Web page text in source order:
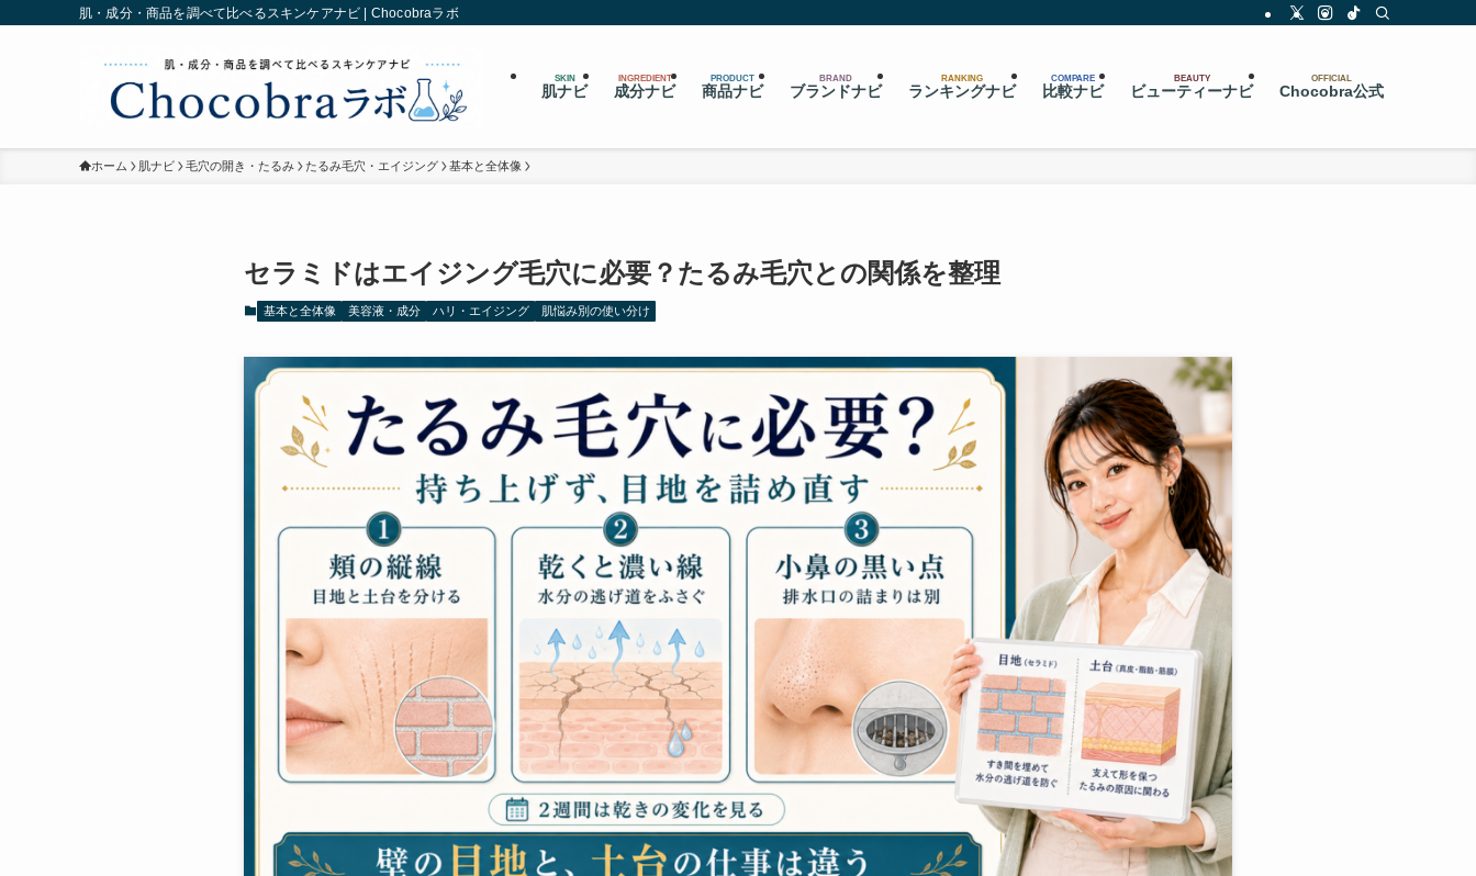
肌・成分・商品を調べて比べるスキンケアナビ | Chocobraラボ
SKIN
肌ナビ
INGREDIENT
成分ナビ
PRODUCT
商品ナビ
BRAND
ブランドナビ
RANKING
ランキングナビ
COMPARE
比較ナビ
BEAUTY
ビューティーナビ
OFFICIAL
Chocobra公式
ホーム 肌ナビ 毛穴の開き・たるみ たるみ毛穴・エイジング 基本と全体像
セラミドはエイジング毛穴に必要？たるみ毛穴との関係を整理
基本と全体像 美容液・成分 ハリ・エイジング 肌悩み別の使い分け